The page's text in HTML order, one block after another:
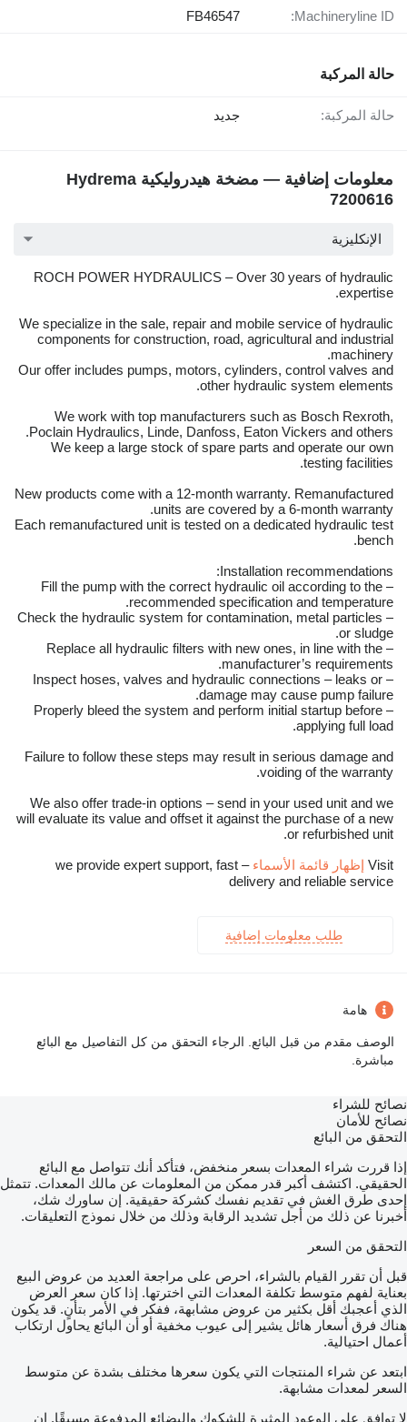
Machineryline ID:
FB46547
حالة المركبة
حالة المركبة: جديد
معلومات إضافية — مضخة هيدروليكية Hydrema
7200616
الإنكليزية
ROCH POWER HYDRAULICS – Over 30 years of hydraulic
expertise.
We specialize in the sale, repair and mobile service of hydraulic
components for construction, road, agricultural and industrial
machinery.
Our offer includes pumps, motors, cylinders, control valves and
other hydraulic system elements.
We work with top manufacturers such as Bosch Rexroth,
Poclain Hydraulics, Linde, Danfoss, Eaton Vickers and others.
We keep a large stock of spare parts and operate our own
testing facilities.
New products come with a 12-month warranty. Remanufactured
units are covered by a 6-month warranty.
Each remanufactured unit is tested on a dedicated hydraulic test
bench.
Installation recommendations:
– Fill the pump with the correct hydraulic oil according to the
recommended specification and temperature.
– Check the hydraulic system for contamination, metal particles
or sludge.
– Replace all hydraulic filters with new ones, in line with the
manufacturer’s requirements.
– Inspect hoses, valves and hydraulic connections – leaks or
damage may cause pump failure.
– Properly bleed the system and perform initial startup before
applying full load.
Failure to follow these steps may result in serious damage and
voiding of the warranty.
We also offer trade-in options – send in your used unit and we
will evaluate its value and offset it against the purchase of a new
or refurbished unit.
Visit إظهار قائمة الأسماء
– we provide expert support, fast
delivery and reliable service
طلب معلومات إضافية
هامة
الوصف مقدم من قبل البائع. الرجاء التحقق من كل التفاصيل مع البائع
مباشرة.
نصائح للشراء
نصائح للأمان
التحقق من البائع
إذا قررت شراء المعدات بسعر منخفض، فتأكد أنك تتواصل مع البائع
الحقيقي. اكتشف أكبر قدر ممكن من المعلومات عن مالك المعدات. تتمثل
إحدى طرق الغش في تقديم نفسك كشركة حقيقية. إن ساورك شك،
أخبرنا عن ذلك من أجل تشديد الرقابة وذلك من خلال نموذج التعليقات.
التحقق من السعر
قبل أن تقرر القيام بالشراء، احرص على مراجعة العديد من عروض البيع
بعناية لفهم متوسط تكلفة المعدات التي اخترتها. إذا كان سعر العرض
الذي أعجبك أقل بكثير من عروض مشابهة، ففكر في الأمر بتأنٍ. قد يكون
هناك فرق أسعار هائل يشير إلى عيوب مخفية أو أن البائع يحاول ارتكاب
أعمال احتيالية.
ابتعد عن شراء المنتجات التي يكون سعرها مختلف بشدة عن متوسط
السعر لمعدات مشابهة.
لا توافق على الوعود المثيرة للشكوك والبضائع المدفوعة مسبقًا. إن